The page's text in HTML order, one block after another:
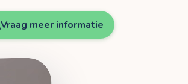
Vraag meer informatie